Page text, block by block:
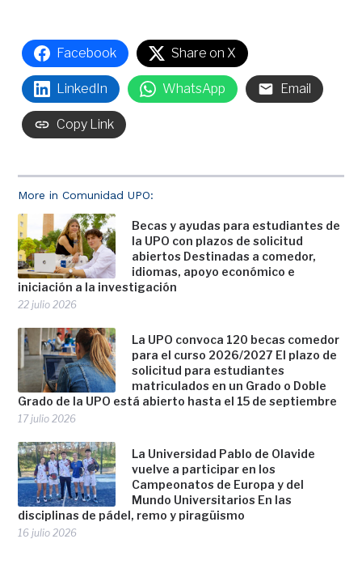
More in Comunidad UPO:
Becas y ayudas para estudiantes de
la UPO con plazos de solicitud
abiertos Destinadas a comedor,
idiomas, apoyo económico e
iniciación a la investigación
22 julio 2026
La UPO convoca 120 becas comedor
para el curso 2026/2027 El plazo de
solicitud para estudiantes
matriculados en un Grado o Doble
Grado de la UPO está abierto hasta el 15 de septiembre
17 julio 2026
La Universidad Pablo de Olavide
vuelve a participar en los
Campeonatos de Europa y del
Mundo Universitarios En las
disciplinas de pádel, remo y piragüismo
16 julio 2026
Facebook Share on X
LinkedIn WhatsApp Email
Copy Link